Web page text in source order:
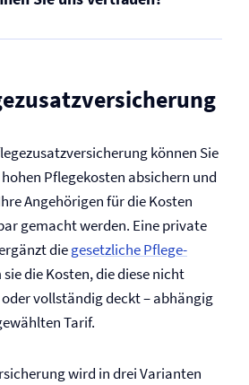
können Sie
Pflegekosten absichern und
Angehörigen für die Kosten
gemacht werden. Eine private
diegesetzliche Pflege­
sie die Kosten, die diese nicht
vollständig deckt – abhängig
Tarif.
wird in drei Varianten